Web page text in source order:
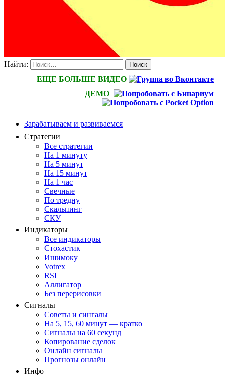
Найти:
ЕЩЕ БОЛЬШЕ ВИДЕО
ДЕМО
Зарабатываем и развиваемся
Стратегии
Все стратегии
На 1 минуту
На 5 минут
На 15 минут
На 1 час
Свечные
По тредну
Скальпинг
СКУ
Индикаторы
Все индикаторы
Стохастик
Ишимоку
Votrex
RSI
Аллигатор
Без перерисовки
Сигналы
Советы и сингалы
На 5, 15, 60 минут — кратко
Сигналы на 60 секунд
Копирование сделок
Онлайн сигналы
Прогнозы онлайн
Инфо